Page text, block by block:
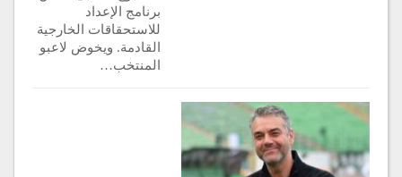
برنامج الإعداد
للاستحقاقات الخارجية
القادمة. ويخوض لاعبو
المنتخب…